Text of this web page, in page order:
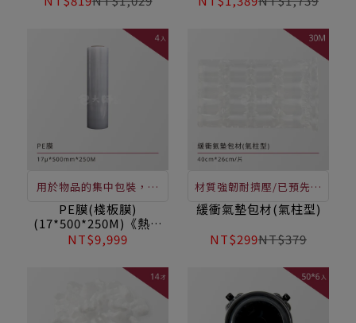
不擴大物品體積，使零散
的物品在運輸過程中能得
到有效的保護與損壞
不擴大物品體積，使零散
的物品在運輸過程中能得
到有效的保護與損壞
用於物品的集中包裝，將
物品進行多層的纏繞，讓
膜與膜相互自黏，包裝後
不擴大物品體積，使零散
的物品在運輸過程中能得
到有效的保護與損壞
PE膜(棧板膜)
(17*500*250M)《熱銷
商品》~售價非購買價，
洽詢客服亦有優惠價格!
NT$9,999
材質強韌耐擠壓/已預先充
氣/超輕量材質/貨品運送
搖晃損壞，取代現有內包
裝材料，如：保利龍、
EPE、瓦楞紙、紙漿注模
等，此價格不含運費。
緩衝氣墊包材(氣柱型)
NT$299NT$379